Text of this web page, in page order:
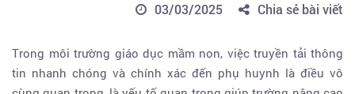
03/03/2025 Chia sẻ bài viết
Trong môi trường giáo dục mầm non, việc truyền tải thông
tin nhanh chóng và chính xác đến phụ huynh là điều vô